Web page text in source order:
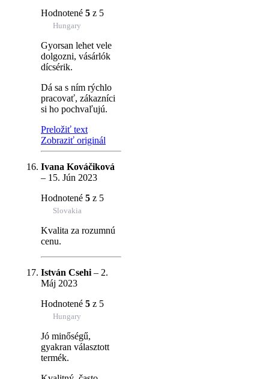
Hodnotené 5 z 5
Hungary
Gyorsan lehet vele
dolgozni, vásárlók
dícsérik.
Dá sa s ním rýchlo
pracovať, zákazníci
si ho pochvaľujú.
Preložiť text
Zobraziť originál
Ivana Kováčiková
– 15. Jún 2023
Hodnotené 5 z 5
Slovakia
Kvalita za rozumnú
cenu.
István Csehi – 2.
Máj 2023
Hodnotené 5 z 5
Hungary
Jó minőségű,
gyakran választott
termék.